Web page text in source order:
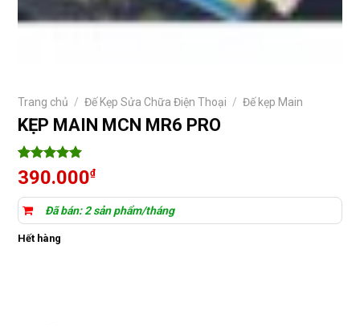
Trang chủ / Đế Kẹp Sửa Chữa Điện Thoại / Đế kẹp Main
KẸP MAIN MCN MR6 PRO
5trên 5
dựa trên
4
đánh giá
390.000₫
Đã bán: 2 sản phẩm/tháng
Hết hàng